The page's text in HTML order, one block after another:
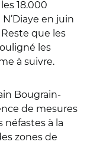
18.000
en juin
que les
les
à suivre.
Bougrain-
de mesures
à la
zones de